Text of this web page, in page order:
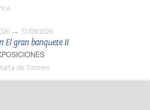
31/08/2026
El gran banquete II
de Tormes